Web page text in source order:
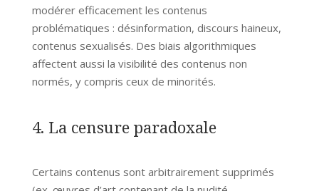
modérer efficacement les contenus
problématiques : désinformation, discours haineux,
contenus sexualisés. Des biais algorithmiques
affectent aussi la visibilité des contenus non
normés, y compris ceux de minorités.
4. La censure paradoxale
Certains contenus sont arbitrairement supprimés